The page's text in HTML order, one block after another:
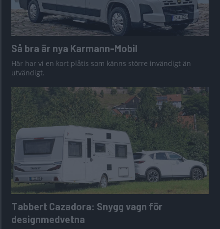
Så bra är nya Karmann-Mobil
Här har vi en kort plåtis som känns större invändigt än
utvändigt.
Tabbert Cazadora: Snygg vagn för
designmedvetna